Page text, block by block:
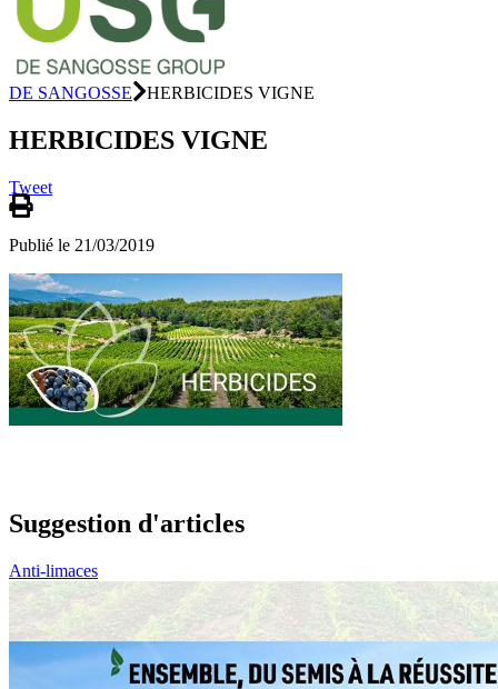
DE SANGOSSE HERBICIDES VIGNE
HERBICIDES VIGNE
Tweet
Publié le 21/03/2019
Suggestion d'articles
Anti-limaces